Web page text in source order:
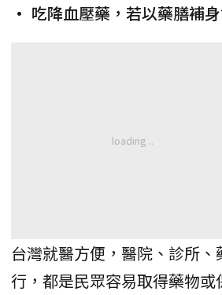
• 吃降血壓藥，若以藥膳補
台灣就醫方便，醫院、診所
行，都是民眾容易取得藥物或